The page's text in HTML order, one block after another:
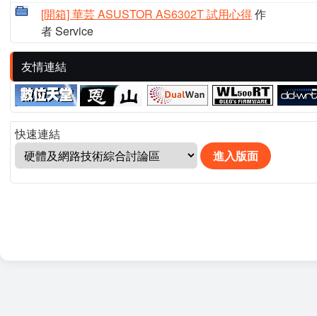
[開箱] 華芸 ASUSTOR AS6302T 試用心得作
者 Service
友情連結
快速連結